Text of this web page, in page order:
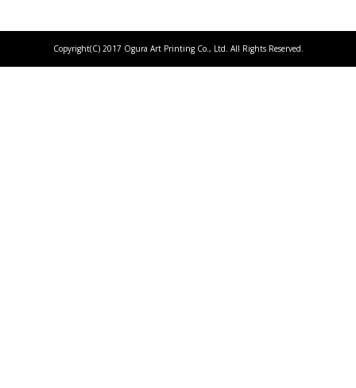
Copyright(C) 2017 Ogura Art Printing Co., Ltd. All Rights Reserved.